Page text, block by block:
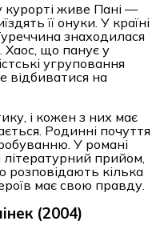
живе Пані —
її онуки. У країні
знаходилася
Хаос, що панує у
угруповання
відбиватися на
і кожен з них має
Родинні почуття
У романі
прийом,
розповідають кілька
має свою правду.
(2004)